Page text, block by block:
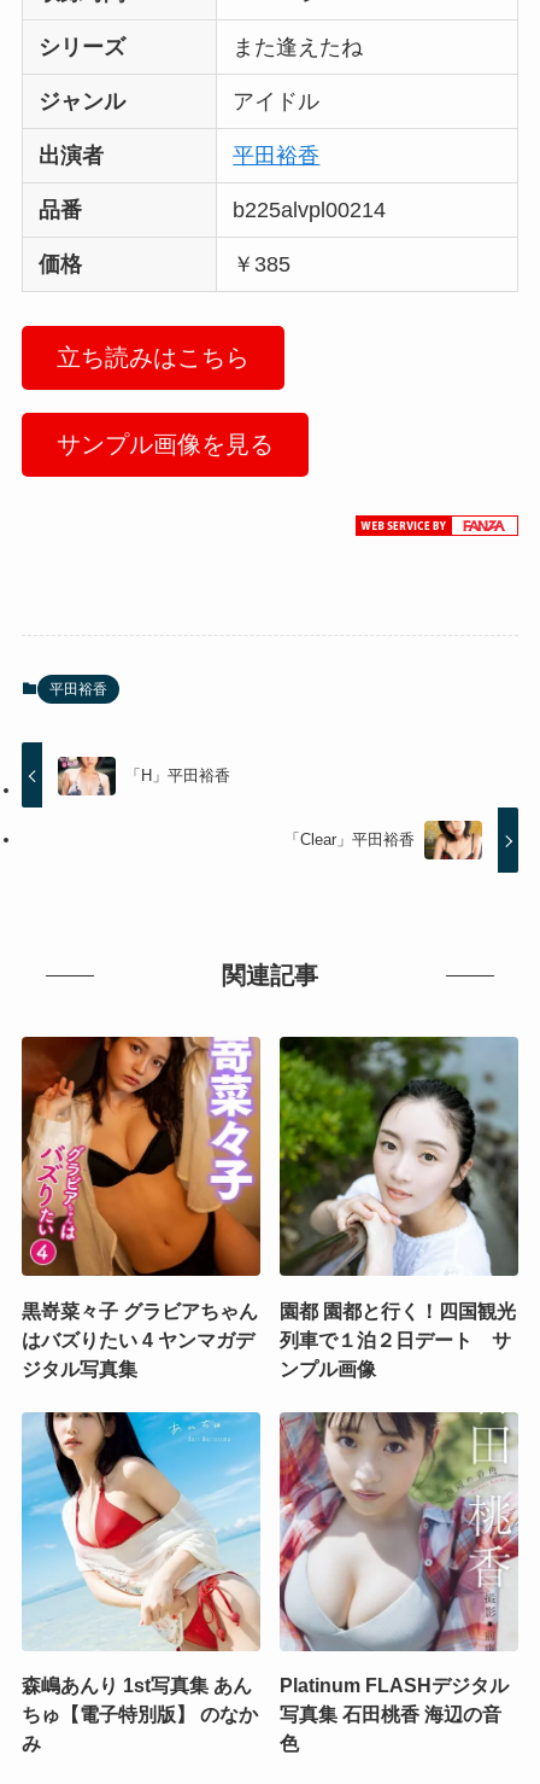
シリーズ また逢えたね
ジャンル アイドル
出演者 平田裕香
品番 b225alvpl00214
価格 ￥385
立ち読みはこちら
サンプル画像を見る
平田裕香
「H」平田裕香
「Clear」平田裕香
関連記事
黒嵜菜々子 グラビアちゃん
はバズりたい 4 ヤンマガデ
ジタル写真集
園都 園都と行く！四国観光
列車で１泊２日デート サ
ンプル画像
森嶋あんり 1st写真集 あん
ちゅ【電子特別版】 のなか
み
Platinum FLASHデジタル
写真集 石田桃香 海辺の音
色